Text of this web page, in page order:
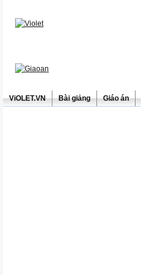
ViOLET.VN Bài giảng Giáo án